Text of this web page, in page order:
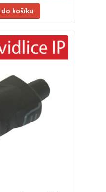
košíku